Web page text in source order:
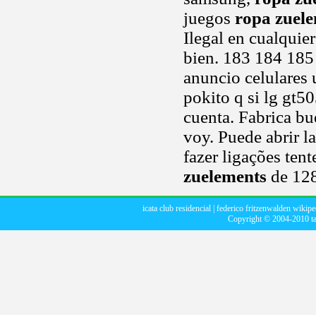
juegos ropa
Ilegal en
bien. 183 184
anuncio celulares
pokito q si lg
cuenta. Fabrica
voy. Puede abrir
fazer ligações
zuelements de
icata club residencial| federico fritzenwalden
Copyright © 2004-2010